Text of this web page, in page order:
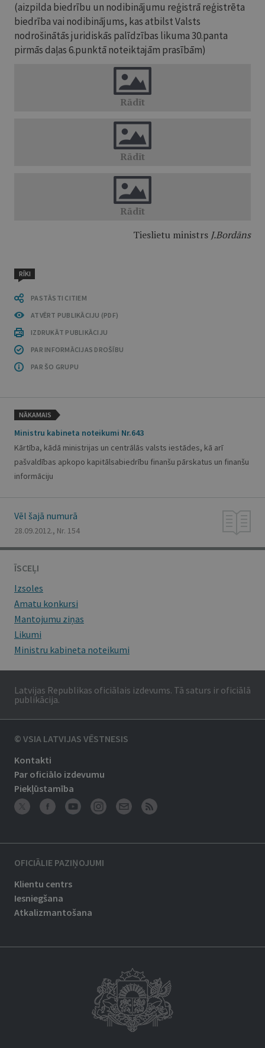
(aizpilda biedrību un nodibinājumu reģistrā reģistrēta
biedrība vai nodibinājums, kas atbilst Valsts
nodrošinātās juridiskās palīdzības likuma 30.panta
pirmās daļas 6.punktā noteiktajām prasībām)
Tieslietu ministrs J.Bordāns
RĪKI
PASTĀSTI CITIEM
ATVĒRT PUBLIKĀCIJU (PDF)
IZDRUKĀT PUBLIKĀCIJU
PAR INFORMĀCIJAS DROŠĪBU
PAR ŠO GRUPU
NĀKAMAIS
Ministru kabineta noteikumi Nr.643
Kārtība, kādā ministrijas un centrālās valsts iestādes, kā arī
pašvaldības apkopo kapitālsabiedrību finanšu pārskatus un finanšu
informāciju
Vēl šajā numurā
28.09.2012., Nr. 154
ĪSCEĻI
Izsoles
Amatu konkursi
Mantojumu ziņas
Likumi
Ministru kabineta noteikumi
Latvijas Republikas oficiālais izdevums. Tā saturs ir oficiālā
publikācija.
© VSIA LATVIJAS VĒSTNESIS
Kontakti
Par oficiālo izdevumu
Piekļūstamība
OFICIĀLIE PAZIŅOJUMI
Klientu centrs
Iesniegšana
Atkalizmantošana